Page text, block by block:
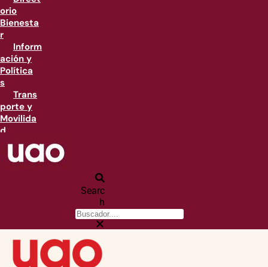
orio
Bienesta
r
Inform
ación y
Política
s
Trans
porte y
Movilida
d
Searc
h